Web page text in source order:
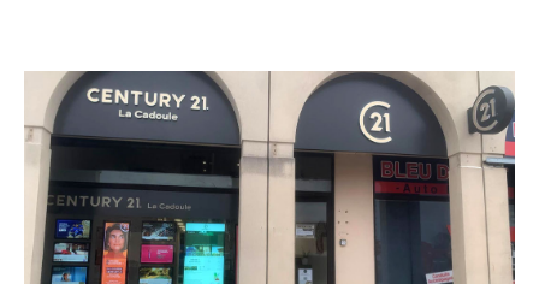
CENTURY 21 La Cadoule
Centre Commercial La Couronne
CASTRIES - 34160
Envoyer un message